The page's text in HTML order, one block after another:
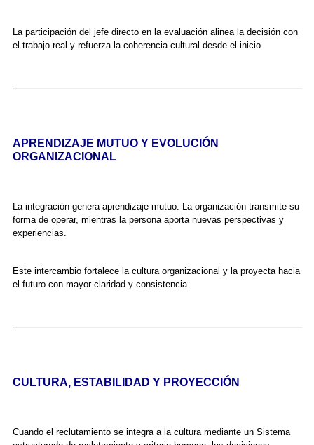
La participación del jefe directo en la evaluación alinea la decisión con
el trabajo real y refuerza la coherencia cultural desde el inicio.
APRENDIZAJE MUTUO Y EVOLUCIÓN
ORGANIZACIONAL
La integración genera aprendizaje mutuo. La organización transmite su
forma de operar, mientras la persona aporta nuevas perspectivas y
experiencias.
Este intercambio fortalece la cultura organizacional y la proyecta hacia
el futuro con mayor claridad y consistencia.
CULTURA, ESTABILIDAD Y PROYECCIÓN
Cuando el reclutamiento se integra a la cultura mediante un Sistema